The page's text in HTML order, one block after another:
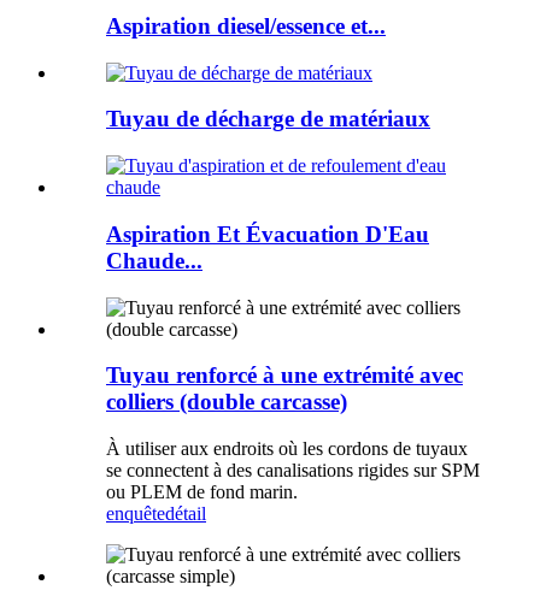
Aspiration diesel/essence et...
Tuyau de décharge de matériaux
Aspiration Et Évacuation D'Eau
Chaude...
Tuyau renforcé à une extrémité avec
colliers (double carcasse)
À utiliser aux endroits où les cordons de tuyaux
se connectent à des canalisations rigides sur SPM
ou PLEM de fond marin.
enquêtedétail